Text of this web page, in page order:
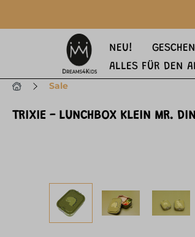
NEU!
ALLES FÜR DEN
Sale
TRIXIE - LUNCHBOX KLEIN MR.
Bildergalerie überspringen